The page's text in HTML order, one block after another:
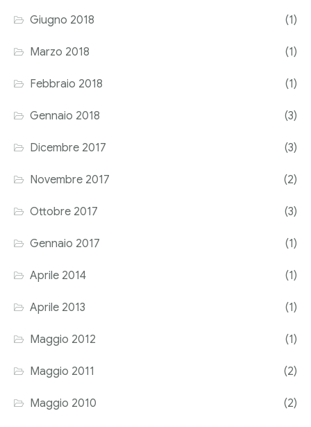
Giugno 2018 (1)
Marzo 2018 (1)
Febbraio 2018 (1)
Gennaio 2018 (3)
Dicembre 2017 (3)
Novembre 2017 (2)
Ottobre 2017 (3)
Gennaio 2017 (1)
Aprile 2014 (1)
Aprile 2013 (1)
Maggio 2012 (1)
Maggio 2011 (2)
Maggio 2010 (2)